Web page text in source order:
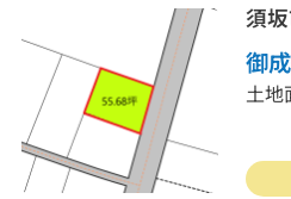
須
御
土地
賃貸物件
サポート業務
会社案内